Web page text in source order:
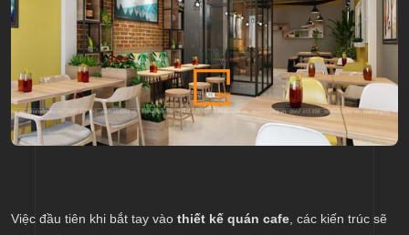
Việc đầu tiên khi bắt tay vào thiết kế quán cafe , các kiến trúc sẽ